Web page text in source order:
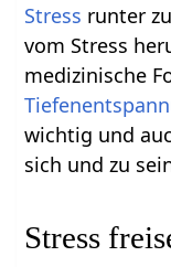
Stress runter
vom Stress
medizinische
wichtig und
sich und zu
Stress